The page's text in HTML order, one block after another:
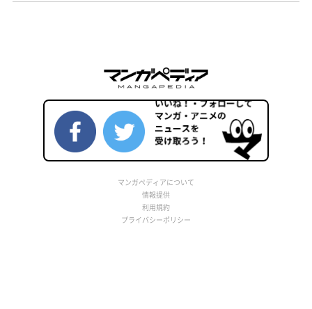
マンガペディアについて
情報提供
利用規約
プライバシーポリシー